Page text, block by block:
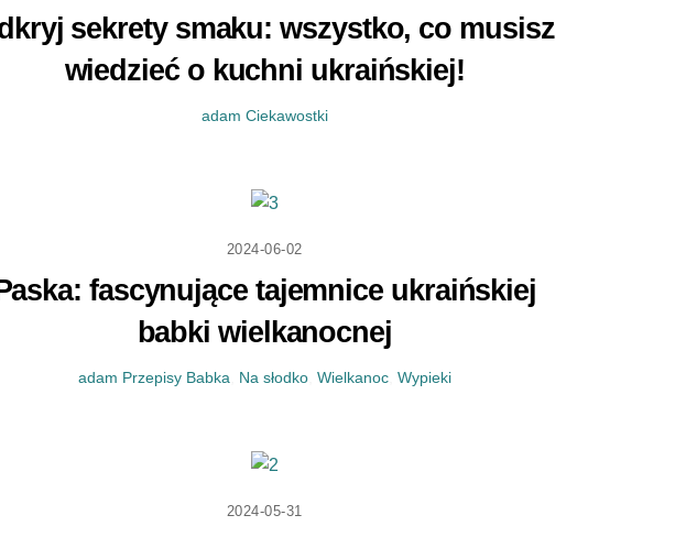
sekrety smaku: wszystko, co musisz
wiedzieć o kuchni ukraińskiej!
adam Ciekawostki
2024-06-02
fascynujące tajemnice ukraińskiej
babki wielkanocnej
adam Przepisy Babka Na słodko, Wielkanoc, Wypieki
2024-05-31